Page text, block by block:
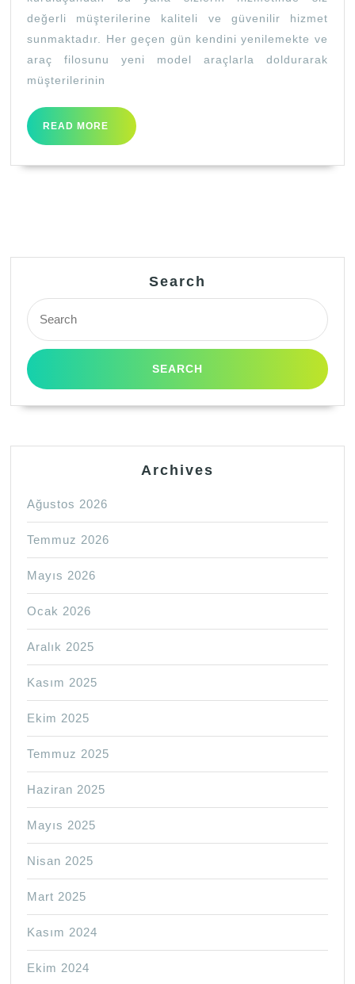
değerli müşterilerine kaliteli ve güvenilir hizmet
sunmaktadır. Her geçen gün kendini yenilemekte ve
araç filosunu yeni model araçlarla doldurarak
müşterilerinin
READ MORE
READ
MORE
Search
Search
for:
Archives
Ağustos 2026
Temmuz 2026
Mayıs 2026
Ocak 2026
Aralık 2025
Kasım 2025
Ekim 2025
Temmuz 2025
Haziran 2025
Mayıs 2025
Nisan 2025
Mart 2025
Kasım 2024
Ekim 2024